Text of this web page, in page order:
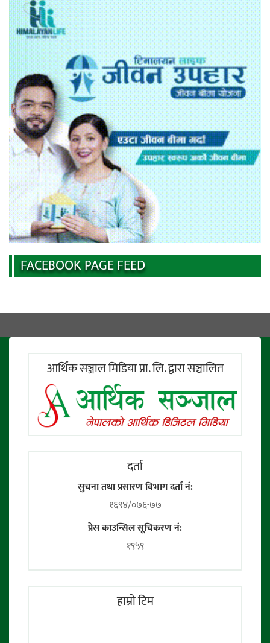
FACEBOOK PAGE FEED
आर्थिक सञ्जाल मिडिया प्रा. लि. द्वारा सञ्चालित
दर्ता
सुचना तथा प्रसारण विभाग दर्ता नं:
१६९४/०७६-७७
प्रेस काउन्सिल सूचिकरण नं:
१९५९
हाम्राे टिम